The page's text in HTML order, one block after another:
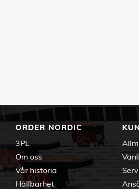
ORDER NORDIC
3PL
Om oss
Vår historia
Hållbarhet